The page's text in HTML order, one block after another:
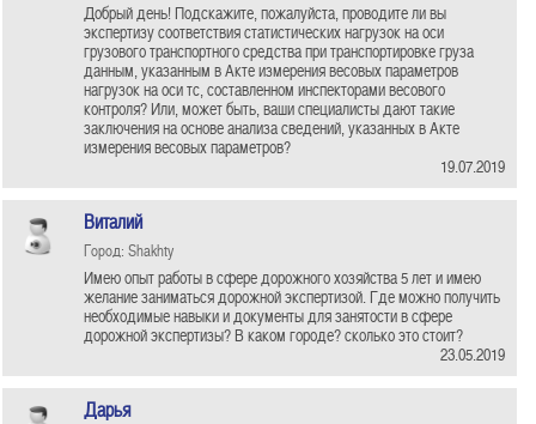
Добрый день! Подскажите, пожалуйста, проводите ли вы
экспертизу соответствия статистических нагрузок на оси
грузового транспортного средства при транспортировке груза
данным, указанным в Акте измерения весовых параметров
нагрузок на оси тс, составленном инспекторами весового
контроля? Или, может быть, ваши специалисты дают такие
заключения на основе анализа сведений, указанных в Акте
измерения весовых параметров?
19.07.2019
Виталий
Город: Shakhty
Имею опыт работы в сфере дорожного хозяйства 5 лет и имею
желание заниматься дорожной экспертизой. Где можно получить
необходимые навыки и документы для занятости в сфере
дорожной экспертизы? В каком городе? сколько это стоит?
23.05.2019
Дарья